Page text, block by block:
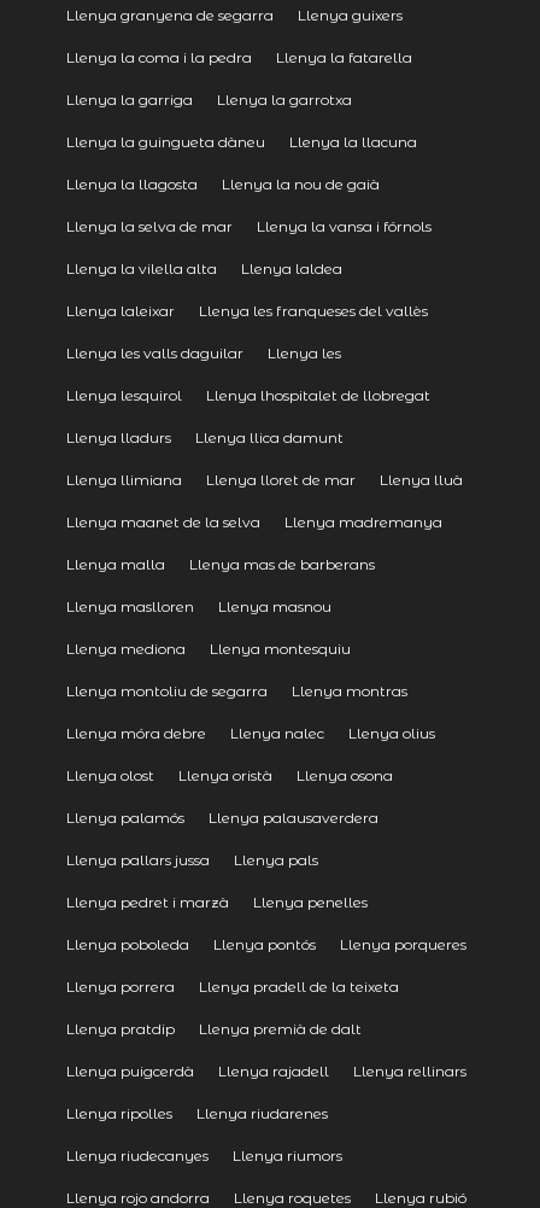
Llenya granyena de segarra Llenya guixers
Llenya la coma i la pedra Llenya la fatarella
Llenya la garriga Llenya la garrotxa
Llenya la guingueta dàneu Llenya la llacuna
Llenya la llagosta Llenya la nou de gaià
Llenya la selva de mar Llenya la vansa i fórnols
Llenya la vilella alta Llenya laldea
Llenya laleixar Llenya les franqueses del vallès
Llenya les valls daguilar Llenya les
Llenya lesquirol Llenya lhospitalet de llobregat
Llenya lladurs Llenya llica damunt
Llenya llimiana Llenya lloret de mar Llenya lluà
Llenya maanet de la selva Llenya madremanya
Llenya malla Llenya mas de barberans
Llenya maslloren Llenya masnou
Llenya mediona Llenya montesquiu
Llenya montoliu de segarra Llenya montras
Llenya móra debre Llenya nalec Llenya olius
Llenya olost Llenya oristà Llenya osona
Llenya palamós Llenya palausaverdera
Llenya pallars jussa Llenya pals
Llenya pedret i marzà Llenya penelles
Llenya poboleda Llenya pontós Llenya porqueres
Llenya porrera Llenya pradell de la teixeta
Llenya pratdip Llenya premià de dalt
Llenya puigcerdà Llenya rajadell Llenya rellinars
Llenya ripolles Llenya riudarenes
Llenya riudecanyes Llenya riumors
Llenya rojo andorra Llenya roquetes Llenya rubió